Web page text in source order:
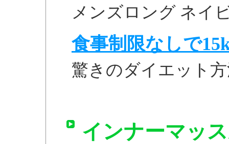
メンズロング ネイ
食事制限なしで
驚きのダイエット
インナーマッ